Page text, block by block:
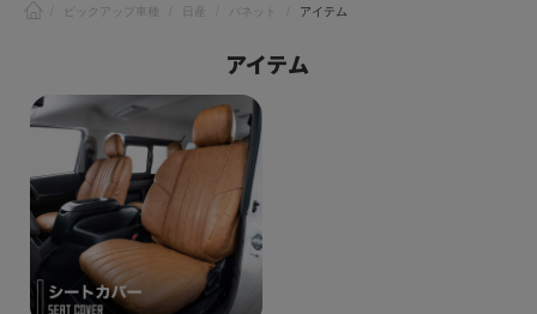
ピックアップ車種 日産 バネット アイテム
アイテム